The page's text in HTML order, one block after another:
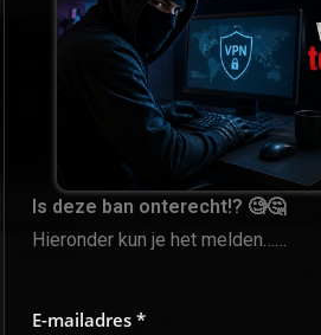
Is deze ban onterecht!? 🧐🤔
Hieronder kun je het melden……
E-mailadres *